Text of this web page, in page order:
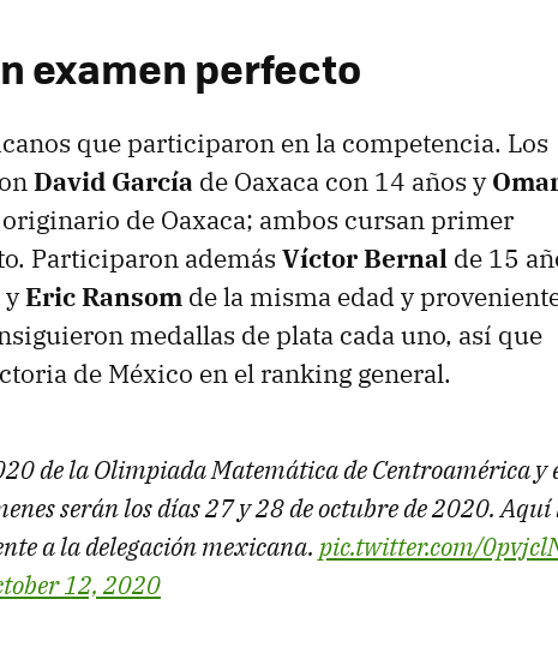
examen perfecto
que participaron en la competencia. Los
David García de Oaxaca con 14 años y
de Oaxaca; ambos cursan primer
Participaron además Víctor Bernal de 15
yEric Ransom de la misma edad y
medallas de plata cada uno, así que
de México en el ranking general.
de la Olimpiada Matemática de Centroamérica y
serán los días 27 y 28 de octubre de 2020. Aquí
a la delegación mexicana. pic.twitter.com/
12, 2020